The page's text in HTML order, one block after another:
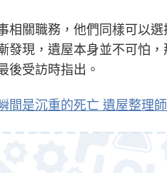
相關職務，他們同樣可以
現，遺屋本身並不可怕，
後受訪時指出。
間是沉重的死亡 遺屋整理